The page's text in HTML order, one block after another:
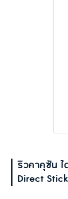
ริวคาคุซัน
Direct